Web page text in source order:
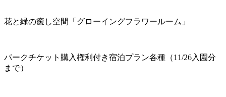
花と緑の癒し空間「グローイングフラワールーム」
パークチケット購入権利付き宿泊プラン各種（11/26入園分
まで）